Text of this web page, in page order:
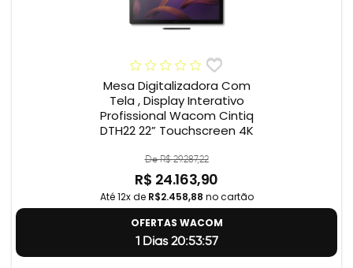
Mesa Digitalizadora Com
Tela , Display Interativo
Profissional Wacom Cintiq
DTH22 22” Touchscreen 4K
De R$ 29.287,22
R$ 24.163,90
Até 12x de R$2.458,88 no cartão
OFERTAS WACOM
1 Dias 20:53:56